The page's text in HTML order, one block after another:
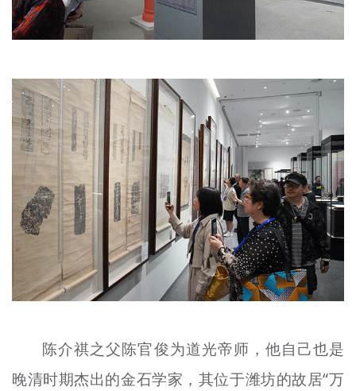
陈介祺之父陈官俊为道光帝师，他自己也是
晚清时期杰出的金石学家，其位于潍坊的故居“万